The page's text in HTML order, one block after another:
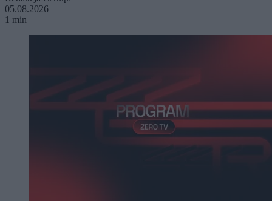
05.08.2026
1 min